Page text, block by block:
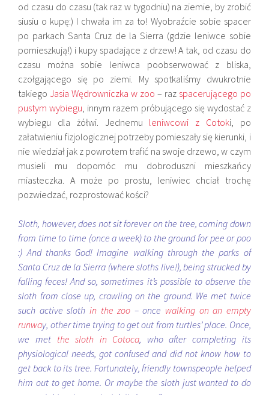
od czasu do czasu (tak raz w tygodniu) na ziemie, by zrobić
siusiu o kupę:) I chwała im za to! Wyobraźcie sobie spacer
po parkach Santa Cruz de la Sierra (gdzie leniwce sobie
pomieszkują!) i kupy spadające z drzew! A tak, od czasu do
czasu można sobie leniwca poobserwować z bliska,
czołgającego się po ziemi. My spotkaliśmy dwukrotnie
takiegoJasia Wędrowniczka w zoo – raz spacerującego po
pustym wybiegu, innym razem próbującego się wydostać z
wybiegu dla żółwi. Jednemu leniwcowi z Cotoki, po
załatwieniu fizjologicznej potrzeby pomieszały się kierunki, i
nie wiedział jak z powrotem trafić na swoje drzewo, w czym
musieli mu dopomóc mu dobroduszni mieszkańcy
miasteczka. A może po prostu, leniwiec chciał trochę
pozwiedzać, rozprostować kości?
Sloth, however, does not sit forever on the tree, coming down
from time to time (once a week) to the ground for pee or poo
:) And thanks God! Imagine walking through the parks of
Santa Cruz de la Sierra (where sloths live!), being strucked by
falling feces! And so, sometimes it’s possible to observe the
sloth from close up, crawling on the ground. We met twice
such active slothin the zoo – once walking on an empty
runway, other time trying to get out from turtles’ place. Once,
we metthe sloth in Cotoca, who after completing its
physiological needs, got confused and did not know how to
get back to its tree. Fortunately, friendly townspeople helped
him out to get home. Or maybe the sloth just wanted to do